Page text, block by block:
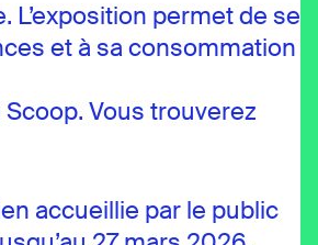
L’exposition permet de se
et à sa consommation
Vous trouverez
accueillie par le public